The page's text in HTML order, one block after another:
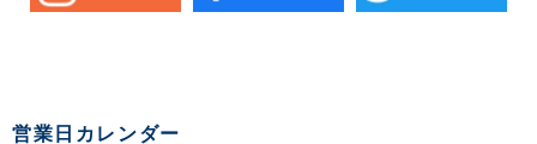
営業日カレンダー